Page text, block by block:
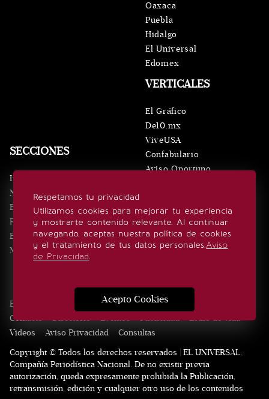
Respetamos tu privacidad
Utilizamos cookies para mejorar tu experiencia
y mostrarte contenido relevante. Al continuar
navegando, aceptas nuestra política de cookies
y el tratamiento de tus datos personales.Aviso
de Privacidad.
Acepto Cookies
SECCIONES
Inicio
Noticias
Eventos
Realeza
Estilo de vida
Minuto x Minuto
VERTICALES
El Gráfico
De10.mx
ViveUSA
Confabulario
Aviso Oportuno
Oaxaca
Puebla
Hidalgo
El Universal
Edomex
SÍGUENOS
Edición Impresa Noticias Quiénes somos
Contacto
Directorio Eventos Publicidad
Estilo de vida
Videos
Aviso Privacidad
Consultas
Copyright © Todos los derechos reservados | EL UNIVERSAL,
Compañía Periodística Nacional. De no existir previa
autorización, queda expresamente prohibida la Publicación,
retransmisión, edición y cualquier otro uso de los contenidos